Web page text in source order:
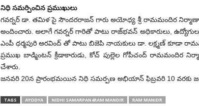
నిధి సమర్పించిన ప్రముఖులు
గవర్నర్ డా. తమిళ సై సౌందరరాజన్ గారు అయోధ్య శ్రీ రామమందిర
అందించారు. అలాగే గవర్నర్ గారితో పాటు రాజ్‌భవన్ అధికారులు,
ఎంపీ ధర్మపురి అరవింద్ తో పాటు బిజెపి నాయకులు డా. లక్ష్మణ్ కూడా
ప్రముఖ బాడ్మింటన్ క్రీడాకారుడు, కోచ్ పుల్లెల గోపీచంద్ రామమందిర
చేశారు.
జనవరి 20న ప్రారంభమయిన నిధి సమర్పణ అభియాన్ ఫిబ్రవరి 10 వరకు
TAGS AYODYA NIDHI SAMARPAN4RAM MANDIR RAM MANIDR